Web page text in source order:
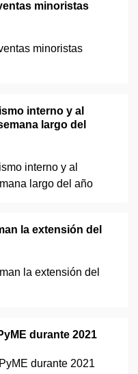
minoristas
interno y al
largo del
la extensión del
durante 2021